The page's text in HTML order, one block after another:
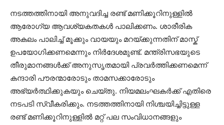
നടത്തത്തിനായി അനുവദിച്ച രണ്ട് മണിക്കൂറിനുള്ളിൽ
ആരോഗ്യ ആവശ്യകതകൾ പാലിക്കണം. ശാരീരിക
അകലം പാലിച്ച് മൂക്കും വായയും മറയ്ക്കുന്നതിന് മാസ്ക്
ഉപയോഗിക്കണമെന്നും നിർദേശമുണ്ട്. മന്ത്രിസഭയുടെ
തീരുമാനങ്ങൾക്ക് അനുസൃതമായി പ്രവർത്തിക്കണമെന്ന്
കന്ദാരി പൗരന്മാരോടും താമസക്കാരോടും
അഭ്യർത്ഥിക്കുകയും ചെയ്തു. നിയമലംഘകർക്ക് എതിരെ
നടപടി സ്വീകരിക്കും. നടത്തത്തിനായി നിശ്ചയിച്ചിട്ടുള്ള
രണ്ട് മണിക്കൂറിനുള്ളിൽ മറ്റ് പല സംവിധാനങ്ങളും